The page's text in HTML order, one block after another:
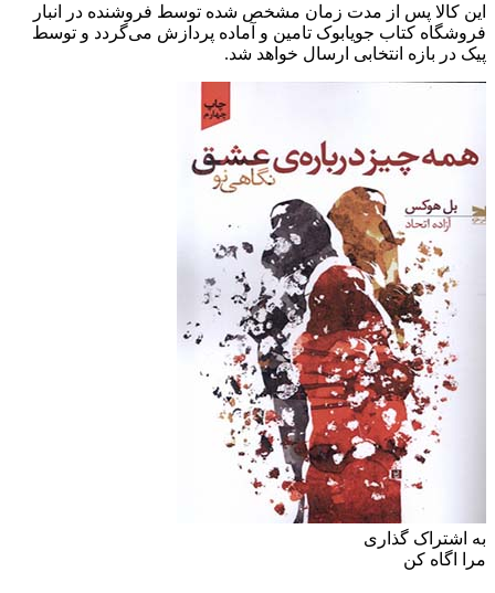
این کالا پس از مدت زمان مشخص شده توسط فروشنده در انبار
فروشگاه کتاب جویابوک تامین و آماده پردازش می‌گردد و توسط
پیک در بازه انتخابی ارسال خواهد شد.
به اشتراک گذاری
مرا اگاه کن